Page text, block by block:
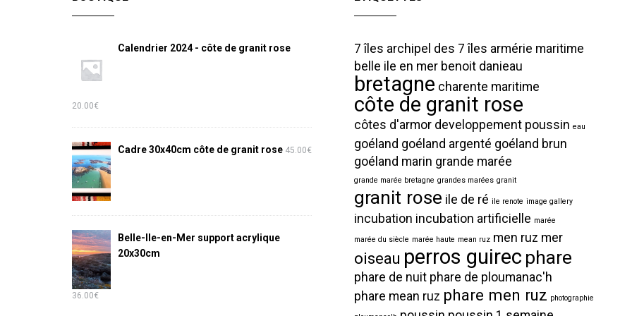
Calendrier 2024 - côte de granit rose
20.00€
Cadre 30x40cm côte de granit rose 45.00€
Belle-Ile-en-Mer support acrylique
20x30cm
36.00€
7 îles archipel des 7 îles armérie maritime
belle ile en mer benoit danieau
bretagne charente maritime
côte de granit rose
côtes d'armor developpement poussin eau
goéland goéland argenté goéland brun
goéland marin grande marée
grande marée bretagne grandes marées granit
granit rose ile de ré ile renote image gallery
incubation incubation artificielle marée
marée du siècle marée haute mean ruz men ruz mer
oiseau perros guirec phare
phare de nuit phare de ploumanac'h
phare mean ruz phare men ruz photographie